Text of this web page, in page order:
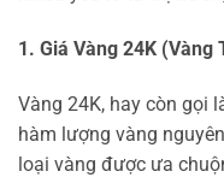
1. Giá Vàng 24K (Vàng
Vàng 24K, hay còn gọi
hàm lượng vàng
loại vàng được ưa